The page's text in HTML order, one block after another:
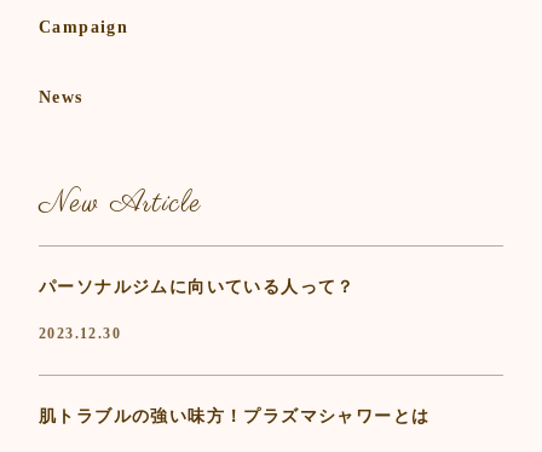
Campaign
News
New Article
パーソナルジムに向いている人って？
2023.12.30
肌トラブルの強い味方！プラズマシャワーとは